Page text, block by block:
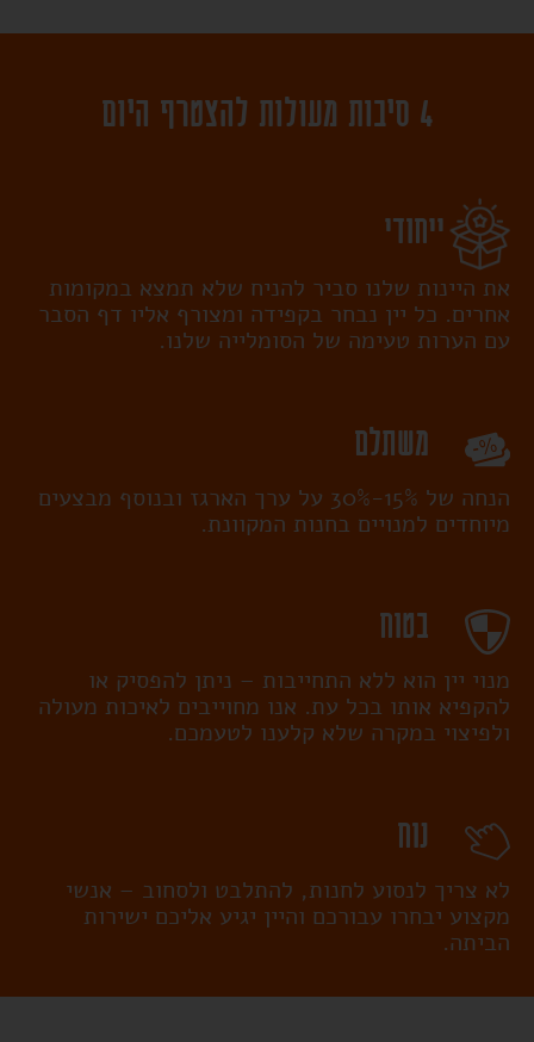
4 סיבות מעולות להצטרף היום
ייחודי
את היינות שלנו סביר להניח שלא תמצא במקומות
אחרים. כל יין נבחר בקפידה ומצורף אליו דף הסבר
עם הערות טעימה של הסומלייה שלנו.
משתלם
הנחה של 15%-30% על ערך הארגז ובנוסף מבצעים
מיוחדים למנויים בחנות המקוונת.
בטוח
מנוי יין הוא ללא התחייבות – ניתן להפסיק או
להקפיא אותו בכל עת. אנו מחוייבים לאיכות מעולה
ולפיצוי במקרה שלא קלענו לטעמכם.
נוח
לא צריך לנסוע לחנות, להתלבט ולסחוב – אנשי
מקצוע יבחרו עבורכם והיין יגיע אליכם ישירות
הביתה.